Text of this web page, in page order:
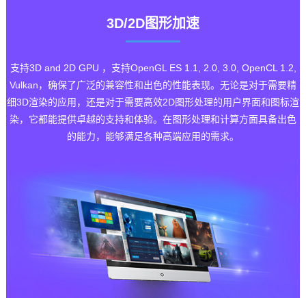
3D/2D图形加速
支持3D and 2D GPU ，支持OpenGL ES 1.1, 2.0, 3.0, OpenCL 1.2,
Vulkan，确保了广泛的兼容性和出色的性能表现。无论是对于需要精
细3D渲染的应用，还是对于需要高效2D图形处理的用户界面和图标渲
染，它都能提供卓越的支持和体验。在图形处理和计算方面具备出色
的能力，能够满足各种高端应用的需求。